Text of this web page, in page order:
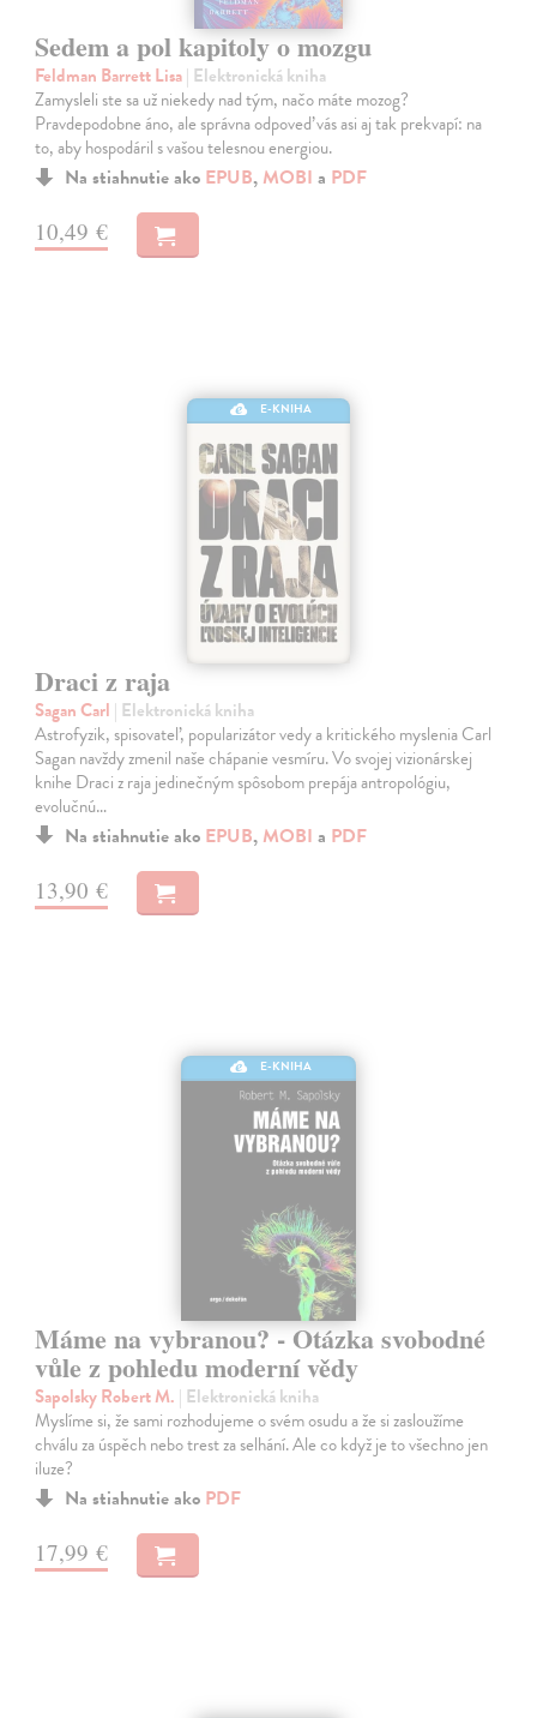
Sedem a pol kapitoly o mozgu
Feldman Barrett Lisa| Elektronická kniha
Zamysleli ste sa už niekedy nad tým, načo máte mozog?
Pravdepodobne áno, ale správna odpoveď vás asi aj tak prekvapí: na
to, aby hospodáril s vašou telesnou energiou.
Na stiahnutie ako EPUB, MOBI a PDF
10,49 €
E-KNIHA
Draci z raja
Sagan Carl | Elektronická kniha
Astrofyzik, spisovateľ, popularizátor vedy a kritického myslenia Carl
Sagan navždy zmenil naše chápanie vesmíru. Vo svojej vizionárskej
knihe Draci z raja jedinečným spôsobom prepája antropológiu,
evolučnú…
Na stiahnutie ako EPUB, MOBI a PDF
13,90 €
E-KNIHA
Máme na vybranou? - Otázka svobodné
vůle z pohledu moderní vědy
Sapolsky Robert M. | Elektronická kniha
Myslíme si, že sami rozhodujeme o svém osudu a že si zasloužíme
chválu za úspěch nebo trest za selhání. Ale co když je to všechno jen
iluze?
Na stiahnutie ako PDF
17,99 €